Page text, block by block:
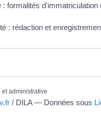
: formalités d'immatriculation
: rédaction et
administrative
/ DILA — Données sous